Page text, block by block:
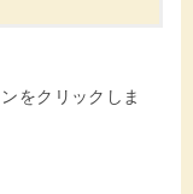
をクリックしま